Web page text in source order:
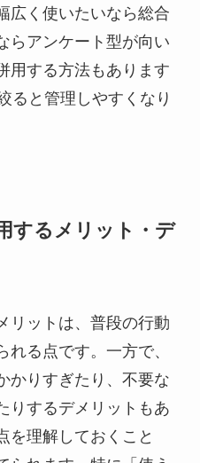
広く使いたいなら総合
らアンケート型が向い
用する方法もあります
ると管理しやすくなり
するメリット・デ
リットは、普段の行動
れる点です。一方で、
かりすぎたり、不要な
りするデメリットもあ
を理解しておくこと